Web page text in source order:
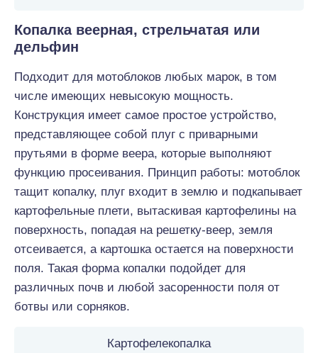
Копалка веерная, стрельчатая или
дельфин
Подходит для мотоблоков любых марок, в том
числе имеющих невысокую мощность.
Конструкция имеет самое простое устройство,
представляющее собой плуг с приварными
прутьями в форме веера, которые выполняют
функцию просеивания. Принцип работы: мотоблок
тащит копалку, плуг входит в землю и подкапывает
картофельные плети, вытаскивая картофелины на
поверхность, попадая на решетку-веер, земля
отсеивается, а картошка остается на поверхности
поля. Такая форма копалки подойдет для
различных почв и любой засоренности поля от
ботвы или сорняков.
Картофелекопалка